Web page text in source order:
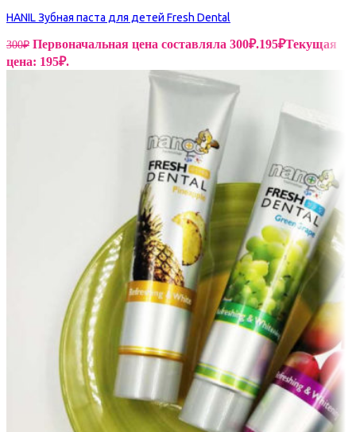
HANIL Зубная паста для детей Fresh Dental
300₽ Первоначальная цена составляла 300₽.195₽Текущая
цена: 195₽.